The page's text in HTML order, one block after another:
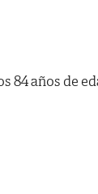
84 años de